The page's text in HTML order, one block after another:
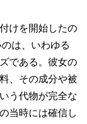
けを開始したの
は、いわゆる
である。彼女の
、その成分や被
う代物が完全な
当時には確信し